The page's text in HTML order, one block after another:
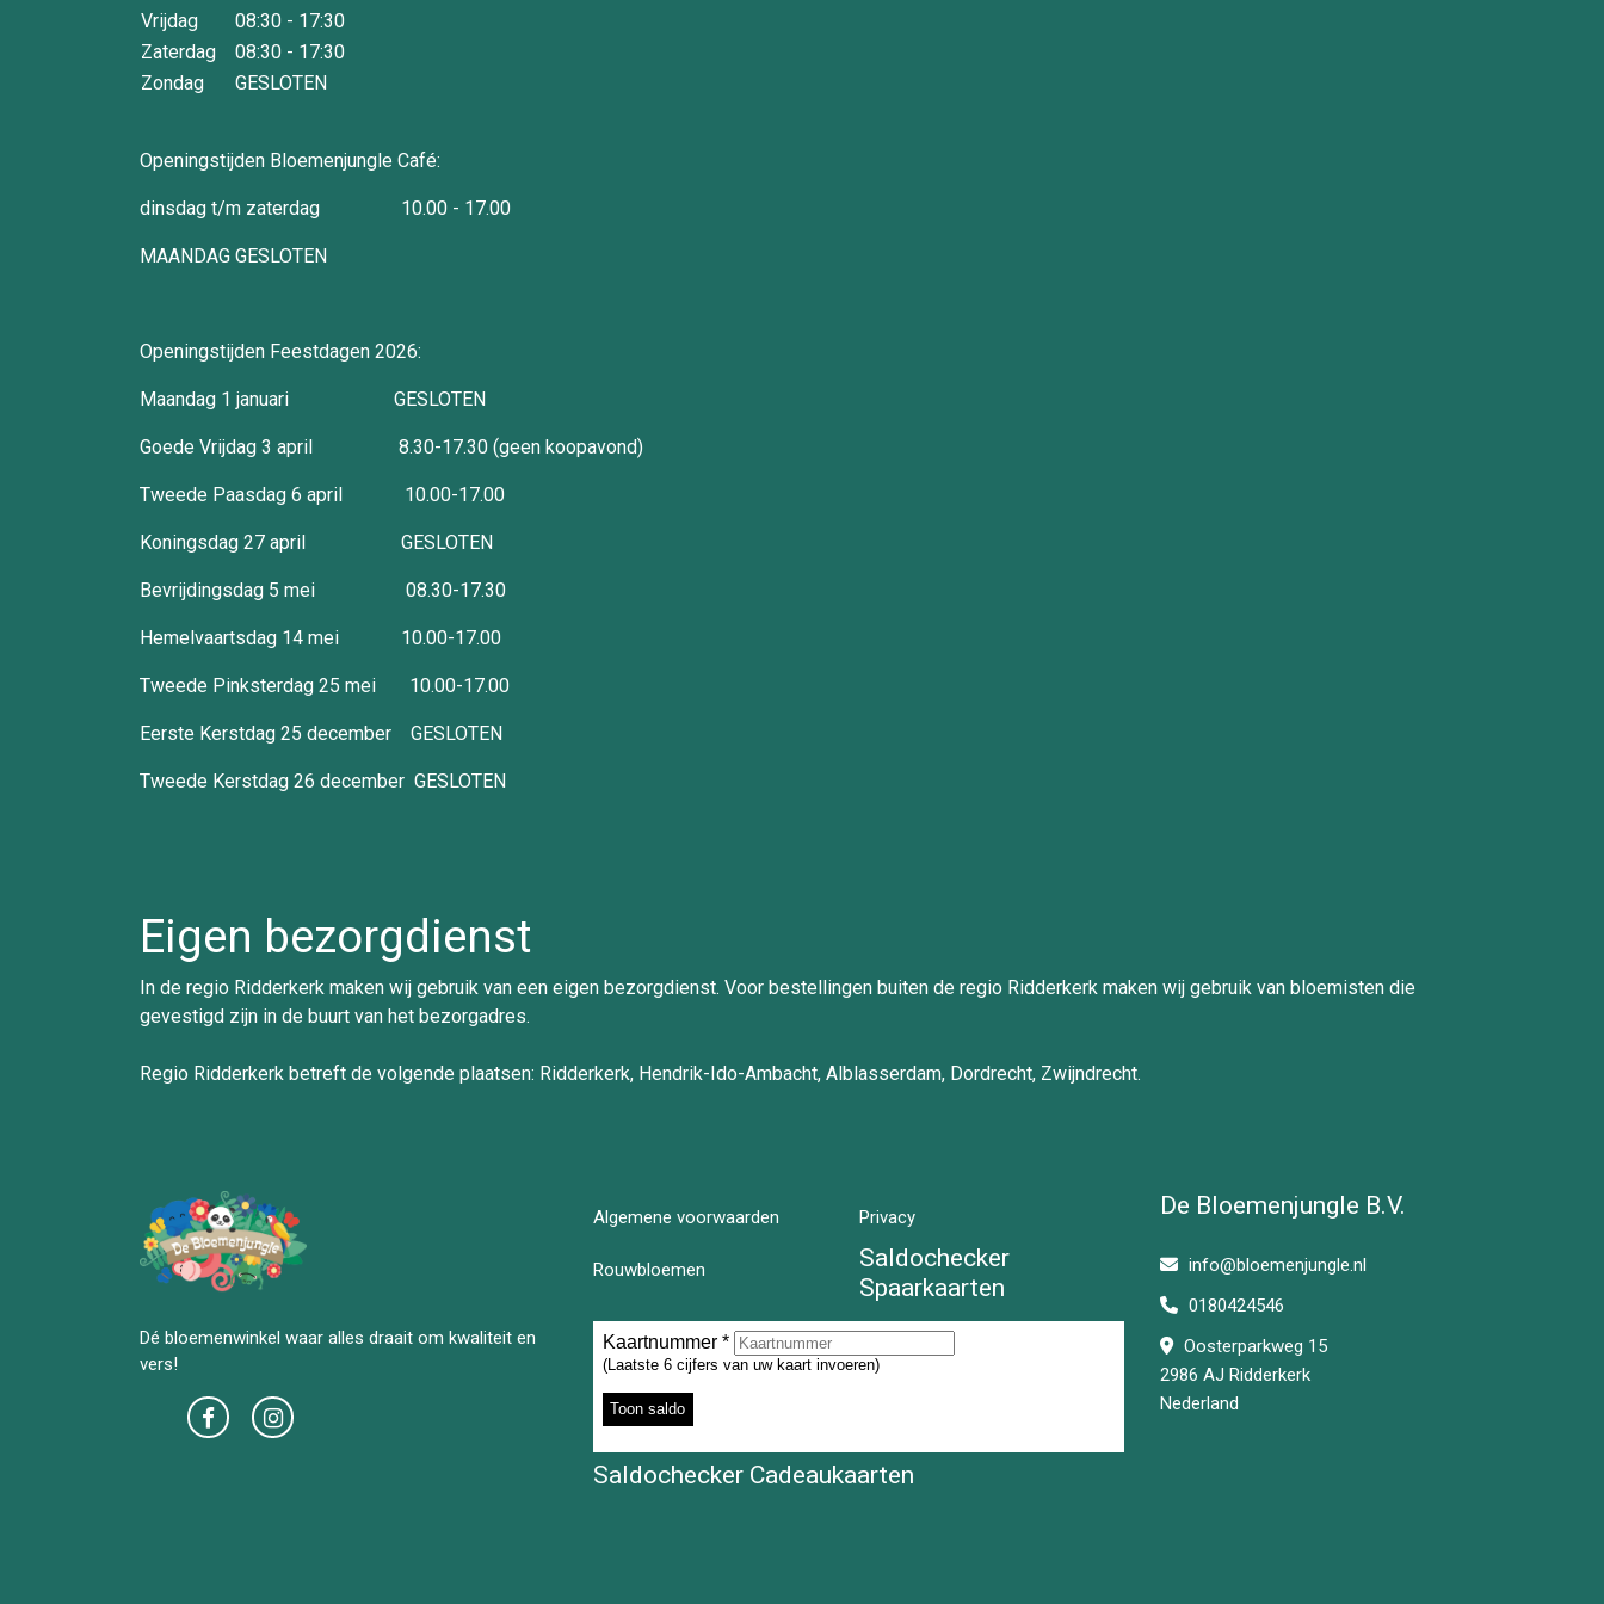
Vrijdag
08:30 - 17:30
Zaterdag
08:30 - 17:30
Zondag
GESLOTEN
Openingstijden Bloemenjungle Café:
dinsdag t/m zaterdag 10.00 - 17.00
MAANDAG GESLOTEN
Openingstijden Feestdagen 2026:
Maandag 1 januari GESLOTEN
Goede Vrijdag 3 april 8.30-17.30 (geen koopavond)
Tweede Paasdag 6 april 10.00-17.00
Koningsdag 27 april GESLOTEN
Bevrijdingsdag 5 mei 08.30-17.30
Hemelvaartsdag 14 mei 10.00-17.00
Tweede Pinksterdag 25 mei 10.00-17.00
Eerste Kerstdag 25 december GESLOTEN
Tweede Kerstdag 26 december GESLOTEN
Eigen bezorgdienst
In de regio Ridderkerk maken wij gebruik van een eigen bezorgdienst. Voor bestellingen buiten de regio Ridderkerk maken wij gebruik van bloemisten die
gevestigd zijn in de buurt van het bezorgadres.
Regio Ridderkerk betreft de volgende plaatsen: Ridderkerk, Hendrik-Ido-Ambacht, Alblasserdam, Dordrecht, Zwijndrecht.
Dé bloemenwinkel waar alles draait om kwaliteit en
vers!
Algemene voorwaarden Privacy
Rouwbloemen
Saldochecker
Spaarkaarten
Saldochecker Cadeaukaarten
De Bloemenjungle B.V.
info@bloemenjungle.nl
0180424546
Oosterparkweg 15
2986 AJ Ridderkerk
Nederland